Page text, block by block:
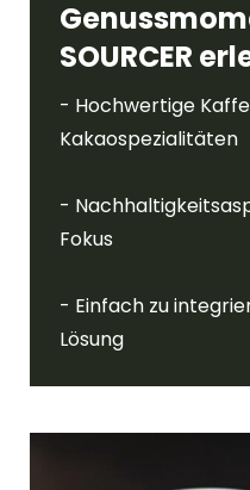
SOURCER
- Hochwertige
Kakaospezialitäten
-
Fokus
- Einfach zu
Lösung